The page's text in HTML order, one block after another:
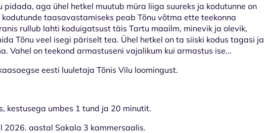
pidada, aga ühel hetkel muutub müra liiga suureks ja kodutunne on
kodutunde taasavastamiseks peab Tõnu võtma ette teekonna
rullub lahti koduigatsust täis Tartu maailm, minevik ja olevik,
Tõnu veel isegi päriselt tea. Ühel hetkel on ta siiski kodus tagasi ja
Vahel on teekond armastuseni vajalikum kui armastus ise...
eesti luuletaja Tõnis Vilu loomingust.
kestusega umbes 1 tund ja 20 minutit.
2026. aastal Sakala 3 kammersaalis.